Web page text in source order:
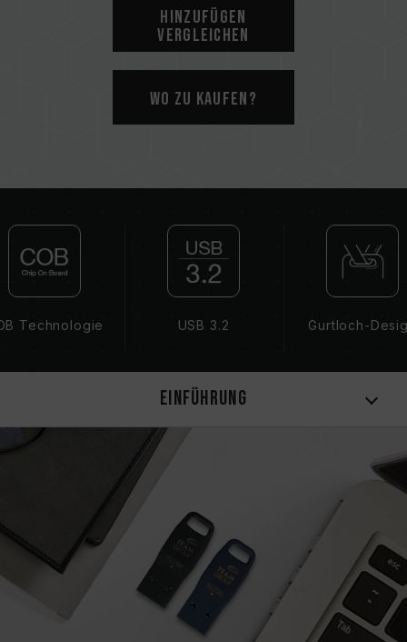
Hinzufügen
Vergleichen
Wo zu kaufen?
Technologie USB 3.2 Gurtloch-
Einführung